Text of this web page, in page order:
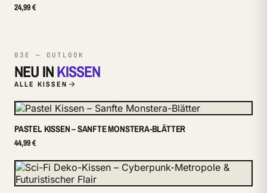
24,99 €
03E — OUTLOOK
NEU INKISSEN
ALLE KISSEN
PASTEL KISSEN – SANFTE MONSTERA-BLÄTTER
44,99 €